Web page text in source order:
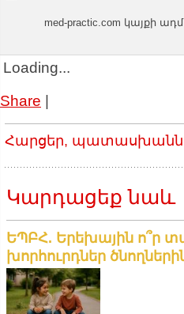
med-practic.com կայքի
Loading...
Share |
Հարցեր,
Կարդացեք նաև
ԵՊԲՀ. Երեխային ո՞ր
խորհուրդներ